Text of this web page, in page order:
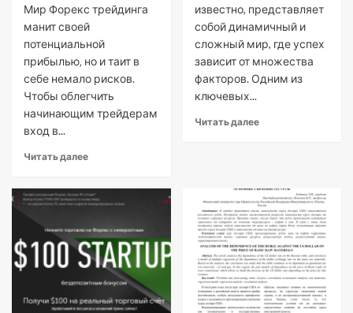
Мир Форекс трейдинга
манит своей
потенциальной
прибылью‚ но и таит в
себе немало рисков.
Чтобы облегчить
начинающим трейдерам
вход в...
Читать далее
известно, представляет
собой динамичный и
сложный мир, где успех
зависит от множества
факторов. Одним из
ключевых...
Читать далее